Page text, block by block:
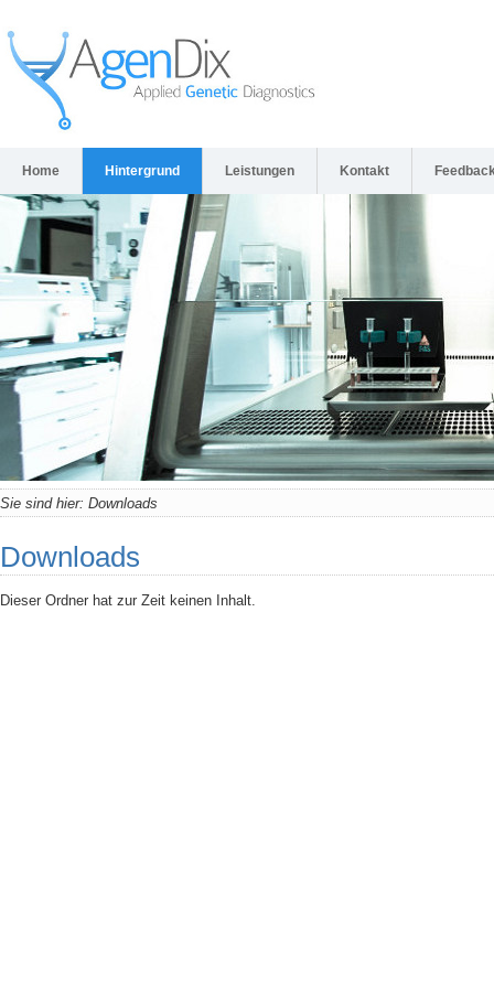
Home Hintergrund Leistungen Kontakt
Sie sind hier: Downloads
Downloads
Dieser Ordner hat zur Zeit keinen Inhalt.